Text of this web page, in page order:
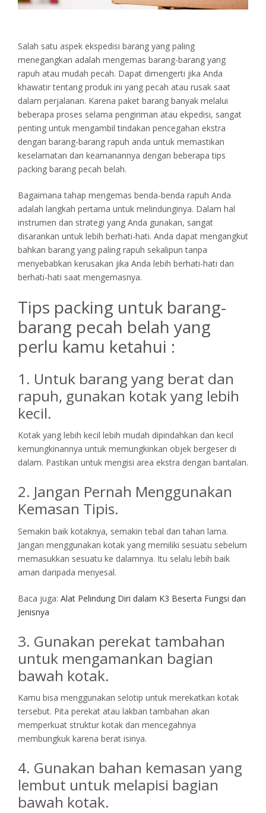
Salah satu aspek ekspedisi barang yang paling
menegangkan adalah mengemas barang-barang yang
rapuh atau mudah pecah. Dapat dimengerti jika Anda
khawatir tentang produk ini yang pecah atau rusak saat
dalam perjalanan. Karena paket barang banyak melalui
beberapa proses selama pengiriman atau ekpedisi, sangat
penting untuk mengambil tindakan pencegahan ekstra
dengan barang-barang rapuh anda untuk memastikan
keselamatan dan keamanannya dengan beberapa tips
packing barang pecah belah.
Bagaimana tahap mengemas benda-benda rapuh Anda
adalah langkah pertama untuk melindunginya. Dalam hal
instrumen dan strategi yang Anda gunakan, sangat
disarankan untuk lebih berhati-hati. Anda dapat mengangkut
bahkan barang yang paling rapuh sekalipun tanpa
menyebabkan kerusakan jika Anda lebih berhati-hati dan
berhati-hati saat mengemasnya.
Tips packing untuk barang-
barang pecah belah yang
perlu kamu ketahui :
1. Untuk barang yang berat dan
rapuh, gunakan kotak yang lebih
kecil.
Kotak yang lebih kecil lebih mudah dipindahkan dan kecil
kemungkinannya untuk memungkinkan objek bergeser di
dalam. Pastikan untuk mengisi area ekstra dengan bantalan.
2. Jangan Pernah Menggunakan
Kemasan Tipis.
Semakin baik kotaknya, semakin tebal dan tahan lama.
Jangan menggunakan kotak yang memiliki sesuatu sebelum
memasukkan sesuatu ke dalamnya. Itu selalu lebih baik
aman daripada menyesal.
Baca juga: Alat Pelindung Diri dalam K3 Beserta Fungsi dan
Jenisnya
3. Gunakan perekat tambahan
untuk mengamankan bagian
bawah kotak.
Kamu bisa menggunakan selotip untuk merekatkan kotak
tersebut. Pita perekat atau lakban tambahan akan
memperkuat struktur kotak dan mencegahnya
membungkuk karena berat isinya.
4. Gunakan bahan kemasan yang
lembut untuk melapisi bagian
bawah kotak.